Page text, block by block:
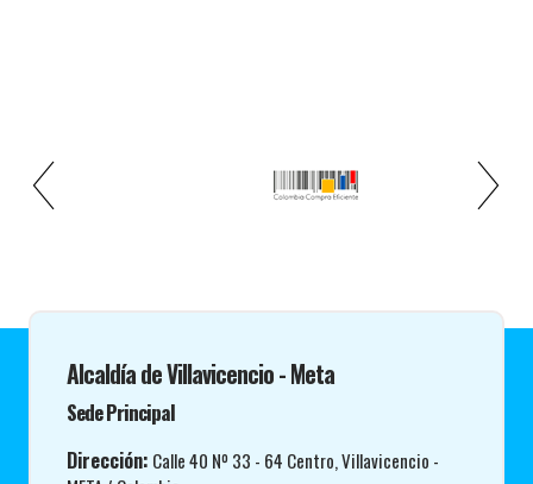
Alcaldía de Villavicencio - Meta
Sede Principal
Dirección: Calle 40 Nº 33 - 64 Centro, Villavicencio -